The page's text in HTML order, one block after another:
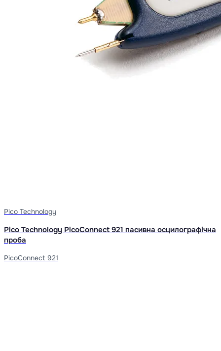
Pico Technology
Pico Technology PicoConnect 921 пасивна осцилографічна
проба
PicoConnect 921